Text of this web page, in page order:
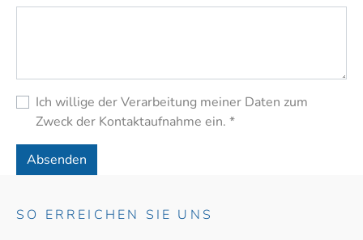
Ich willige der Verarbeitung meiner Daten zum
Zweck der Kontaktaufnahme ein. *
Absenden
SO ERREICHEN SIE UNS